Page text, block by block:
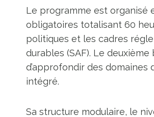
Le programme est organisé
obligatoires totalisant 60
politiques et les cadres
durables (SAF). Le
d’approfondir des
intégré.
Sa structure modulaire, le